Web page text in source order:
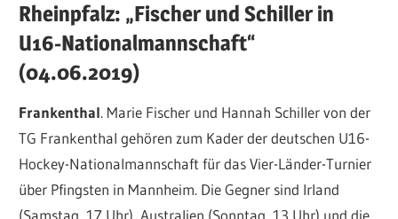
Rheinpfalz: „Fischer und Schiller in
U16-Nationalmannschaft“
(04.06.2019)
Frankenthal. Marie Fischer und Hannah Schiller von der
TG Frankenthal gehören zum Kader der deutschen U16-
Hockey-Nationalmannschaft für das Vier-Länder-Turnier
über Pfingsten in Mannheim. Die Gegner sind Irland
(Samstag, 17 Uhr), Australien (Sonntag, 13 Uhr) und die